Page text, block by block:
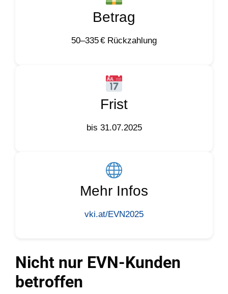
Betrag
50–335 € Rückzahlung
Frist
bis 31.07.2025
Mehr Infos
vki.at/EVN2025
Nicht nur EVN-Kunden
betroffen